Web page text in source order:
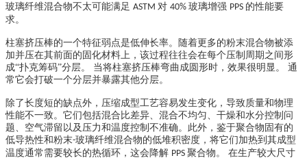
玻璃纤维混合物不太可能满足 ASTM 对 40% 玻璃增强 PPS 的性能要
求。
柱塞挤压棒的一个特征弱点是低伸长率。随着更多的粉末混合物被添
加并压在其前面的固化材料上，该过程往往会在每个压制周期之间形
成“扑克筹码”分层。 当将柱塞挤压棒弯曲成圆形时，效果很明显。 通
常它会打破一个分层并暴露其他分层。
除了长度短的缺点外，压缩成型工艺容易发生变化，导致质量和物理
性能不一致。它们包括混合比差异、混合不均匀、干燥和水分控制问
题、空气滞留以及压力和温度控制不准确。此外，鉴于聚合物固有的
低导热性和粉末-玻璃纤维混合物的低堆积密度，将它们加热到其成型
温度通常需要较长的热循环，这会降解 PPS 聚合物。 在生产较大尺寸